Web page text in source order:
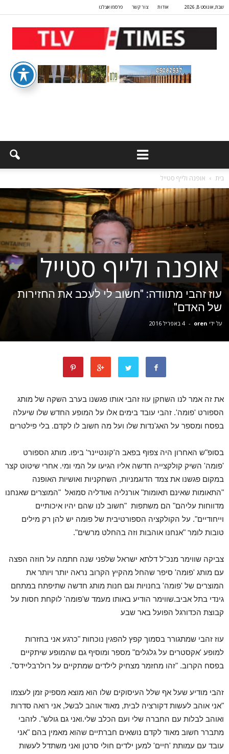
שבת, אוגוסט 8, 2026 אודות צור קשר פרסמו אצלנו
בית אופנה ולייף סטייל
אופנה ולייף סטייל
עוז זהבי מתוודה: "חשוב לי לעכב את החזירות
של האדם"
על ידי oren
- 4 באפריל 2016
את זה אמר לנו השחקן עוז זהבי אותו פגשנו בערב השקה של מותג
הספורט 'פומה'. זהבי עובד בימים אלו על המופע החדש שלו שיעלה
בפסח ומספר על האג'נדות שלו ועל מה חשוב לו לקדם. בלי פילטרים
בסופ"ש האחרון היה צפוף בפאב ה'קונטיינר' ביפו. מותג הספורט
'פומה' השיק קולקצייה חדשה אליו הגיעו על המי ומי. אחרי שיטוט קצר
במקום פגשנו את צמד הדוגמניות, השחקניות ואושיות האופנה
"התאומות שאינם תאומות" אורנליה ואודליה סמואל "המוצרים שאנחנו
מדווחות עליהם" הם משתפות "חשוב לנו שהם יהיו איכותיים
וייחודיים". על הקולקציה הספורטיבית של פומה יש להן רק מילים
טובות לומר "אנחנו אוהבות וזה בהחלט מרשים".
צביקה שווימר מנכ"ל דלתא ישראל שלפני שנה חתמה על חוזה הפצה
עם מותג 'פומה' סיפר שהחל מהקיץ הקרוב נראה יותר ויותר את
המוצרים של 'פומה' בחנויות וגם חנות מותג חדשה שתיפתח במתחם
גינדי בתל אביב.שווימר הודיע באותו מעמד ש'פומה' לוקחת חסות על
קבוצת הכדורגל הפועל באר שבע
עוז זהבי שמתגורר בסמוך קפץ להפגין נוכחות "כרגע אני בחזרות
למופע 'אקסטרים על גלגלים" מספר ומוסיף גם שהמופע שיתקיים
בפסח הקרוב. "זהו מחזמר מצחיק לילדים שמתקיים על רולרבליידס".
זהבי מודיע שעל אף שלל העיסוקים שלו הוא מוצא מספיק זמן לעצמו
"אני אוהב לעשות דקורציה לבית, מאוד אוהב לבשל, אני רואה סדרות
ואוהב לבלות עם החברה שלי ועם הכלב שלי.ואני גם גולש". לזהבי
מתברר חשוב מאוד לקדם נושאים חברתיים שהוא מאמין בהם "אני
עובד עם עמותת 'חיים' למען ילדים חולי סרטן ואני משתדל לעשות